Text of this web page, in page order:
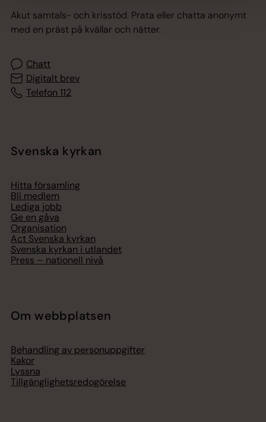
Akut samtals- och krisstöd. Prata eller chatta anonymt
med en präst på kvällar och nätter.
Chatt
Digitalt brev
Telefon 112
Svenska kyrkan
Hitta församling
Bli medlem
Lediga jobb
Ge en gåva
Organisation
Act Svenska kyrkan
Svenska kyrkan i utlandet
Press – nationell nivå
Om webbplatsen
Behandling av personuppgifter
Kakor
Lyssna
Tillgänglighetsredogörelse